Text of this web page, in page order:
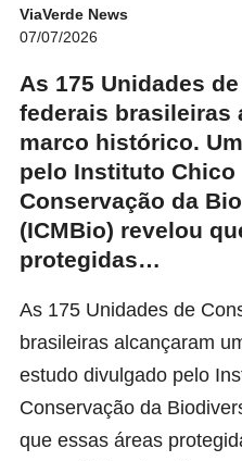
ViaVerde News
07/07/2026
As 175 Unidades
federais brasileiras
marco histórico.
pelo Instituto Chico
Conservação da
(ICMBio) revelou
protegidas…
As 175 Unidades de
brasileiras alcançaram
estudo divulgado pelo
Conservação da
que essas áreas